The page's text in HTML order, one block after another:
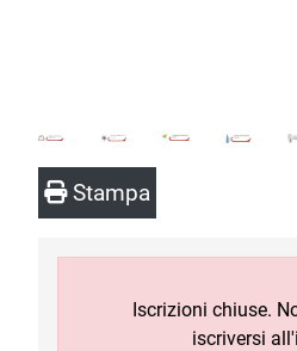
Stampa
Iscrizioni chiuse.
iscriversi